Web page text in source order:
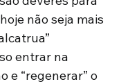
não seja mais
entrar na
e “regenerar” o